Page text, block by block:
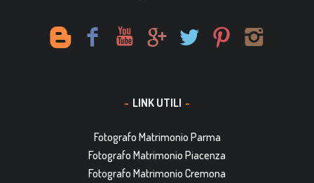
LINK UTILI
Fotografo Matrimonio Parma
Fotografo Matrimonio Piacenza
Fotografo Matrimonio Cremona